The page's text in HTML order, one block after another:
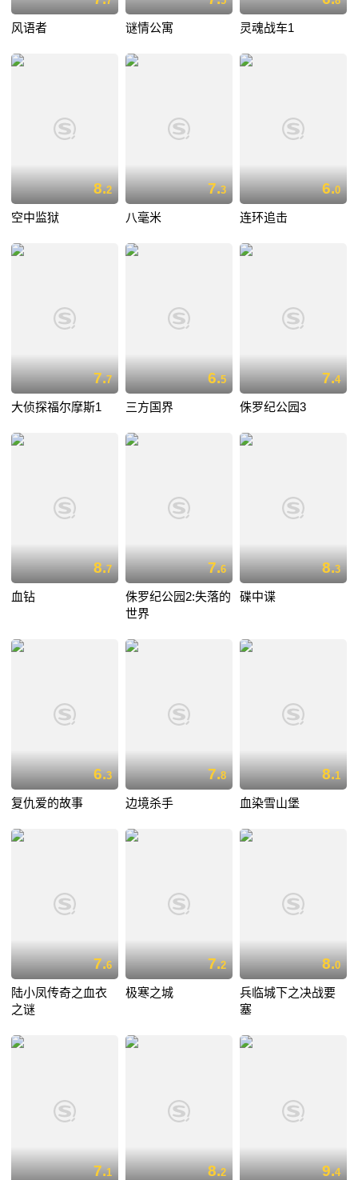
风语者 谜情公寓 灵魂战车1
8.2
空中监狱
7.3
八毫米
6.0
连环追击
7.7
大侦探福尔摩斯1
6.5
三方国界
7.4
侏罗纪公园3
8.7
血钻
7.6
侏罗纪公园2:失落的
世界
8.3
碟中谍
6.3
复仇爱的故事
7.8
边境杀手
8.1
血染雪山堡
7.6
陆小凤传奇之血衣
之谜
7.2
极寒之城
8.0
兵临城下之决战要
塞
7.1 8.2 9.4